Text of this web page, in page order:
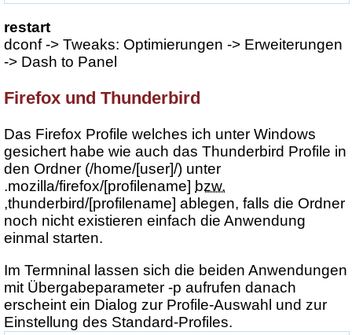
restart
dconf -> Tweaks: Optimierungen -> Erweiterungen
-> Dash to Panel
Firefox und Thunderbird
Das Firefox Profile welches ich unter Windows
gesichert habe wie auch das Thunderbird Profile in
den Ordner (/home/[user]/) unter
.mozilla/firefox/[profilename] bzw.
,thunderbird/[profilename] ablegen, falls die Ordner
noch nicht existieren einfach die Anwendung
einmal starten.
Im Termninal lassen sich die beiden Anwendungen
mit Übergabeparameter -p aufrufen danach
erscheint ein Dialog zur Profile-Auswahl und zur
Einstellung des Standard-Profiles.